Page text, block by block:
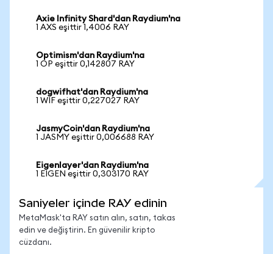
Axie Infinity Shard'dan Raydium'na
1 AXS eşittir 1,4006 RAY
Optimism'dan Raydium'na
1 OP eşittir 0,142807 RAY
dogwifhat'dan Raydium'na
1 WIF eşittir 0,227027 RAY
JasmyCoin'dan Raydium'na
1 JASMY eşittir 0,006688 RAY
Eigenlayer'dan Raydium'na
1 EIGEN eşittir 0,303170 RAY
Saniyeler içinde RAY edinin
MetaMask'ta RAY satın alın, satın, takas
edin ve değiştirin. En güvenilir kripto
cüzdanı.